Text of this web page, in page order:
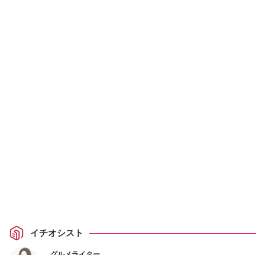
イチオシスト